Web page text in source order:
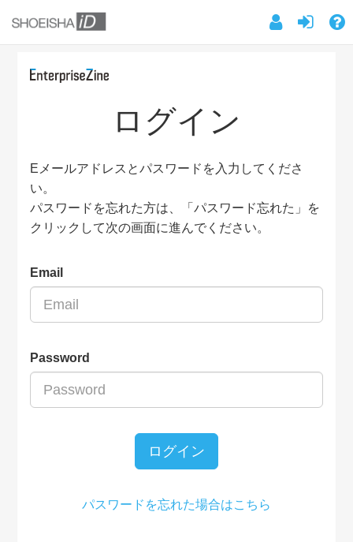
ログイン
Eメールアドレスとパスワードを入力してくださ
い。
パスワードを忘れた方は、「パスワード忘れた」を
クリックして次の画面に進んでください。
Email
Password
ログイン
パスワードを忘れた場合はこちら